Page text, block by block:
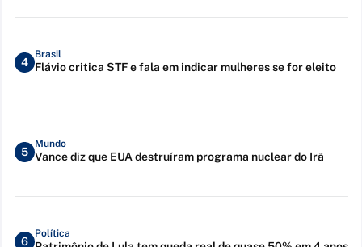
4
Brasil
Flávio critica STF e fala em indicar mulheres se for eleito
5
Mundo
Vance diz que EUA destruíram programa nuclear do Irã
6
Política